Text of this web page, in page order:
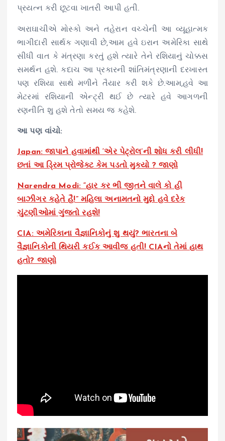
પ્રયત્ન કરી છૂટવા ખાતરી આપી હતી.
અરાઘાચીએ મોસ્કો અને તહેરાન વચ્ચેની આ વ્યૂહાત્મક
ભાગીદારી સાર્થક ગણાવી છે,આમ હવે ઇરાન અમેરિકા સાથે
સીધી વાત કે મંત્રણા કરતું હશે ત્યારે તેને રશિયાનું ચોક્કસ
સમર્થન હશે. કદાચ આ પ્રકારની શાંતિમંત્રણાની દરખાસ્ત
પણ રશિયા સાથે મળીને તૈયાર કરી શકે છે.આમ,હવે આ
મેટરમાં રશિયાની એન્ટ્રી થઈ છે ત્યારે હવે આગળની
રણનીતિ શુ હશે તેતો સમય જ કહેશે.
આ પણ વાંચો:
Japan: જાપાને હવામાંથી ‘એર પેટ્રોલ’ની શોધ કરી લીધી!
છતાં આ ડ્રિમ પ્રોજેક્ટ કેમ પડતો મુકયો ? જાણો
Narendra Modi: “હાર કર ભી જીતને વાલે કો હી
બાઝીગર કહેતે હૈ!” મહિલા અનામતનો મુદ્દો હવે દરેક
ચુંટણીઓમાં ગુંજતો રહશે!
CIA: અમેરિકાના વૈજ્ઞાનિકોનું શુ થયું? ભારતના બે
વૈજ્ઞાનિકોની થિયરી કઈક આવીજ હતી! CIAનો તેમાં હાથ
હતો? જાણો